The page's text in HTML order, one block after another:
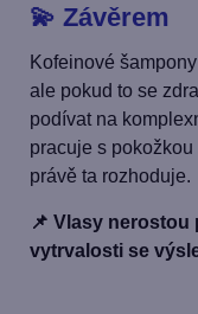
💫 Závěrem
Kofeinové
ale pokud to se
podívat na
pracuje s
právě ta rozhoduje.
📌 Vlasy nerostou
vytrvalosti se